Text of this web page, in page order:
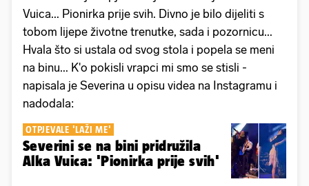
Vuica... Pionirka prije svih. Divno je bilo dijeliti s
tobom lijepe životne trenutke, sada i pozornicu...
Hvala što si ustala od svog stola i popela se meni
na binu... K'o pokisli vrapci mi smo se stisli -
napisala je Severina u opisu videa na Instagramu i
nadodala:
OTPJEVALE 'LAŽI ME'
Severini se na bini pridružila
Alka Vuica: 'Pionirka prije svih'